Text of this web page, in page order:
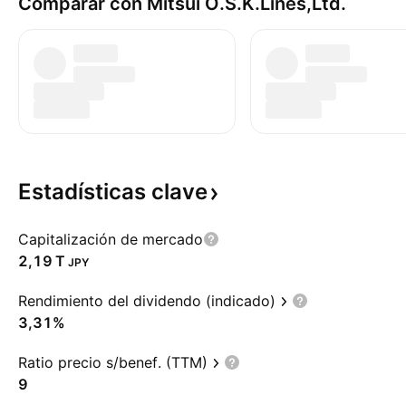
Estadísticas clave
Capitalización de mercado
‪2,19 T‬ JPY
Rendimiento del dividendo (indicado)
3,31%
Ratio precio s/benef. (TTM)
9